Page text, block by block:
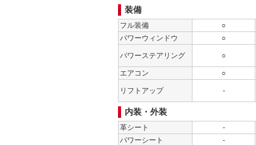
装備
フル装備
○
パワーウィンドウ
○
パワーステアリング ○
エアコン ○
リフトアップ -
内装・外装
革シート -
パワーシート
-